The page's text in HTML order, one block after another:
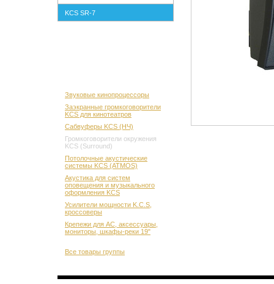
KCS SR-7
Звуковые кинопроцессоры
Заэкранные громкоговорители
KCS для кинотеатров
Сабвуферы KCS (НЧ)
Громкоговорители окружения
KCS (Surround)
Потолочные акустические
системы KCS (ATMOS)
Акустика для систем
оповещения и музыкального
оформления KCS
Усилители мощности K.C.S,
кроссоверы
Крепежи для АС, аксессуары,
мониторы, шкафы-реки 19"
Все товары группы